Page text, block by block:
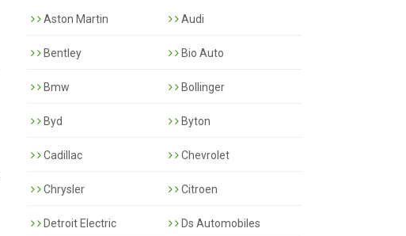
Aston Martin Audi
Bentley Bio Auto
Bmw Bollinger
Byd Byton
Cadillac Chevrolet
Chrysler Citroen
Detroit Electric Ds Automobiles